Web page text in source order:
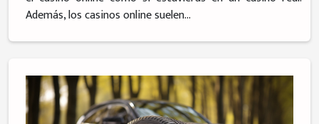
Además, los casinos online suelen...